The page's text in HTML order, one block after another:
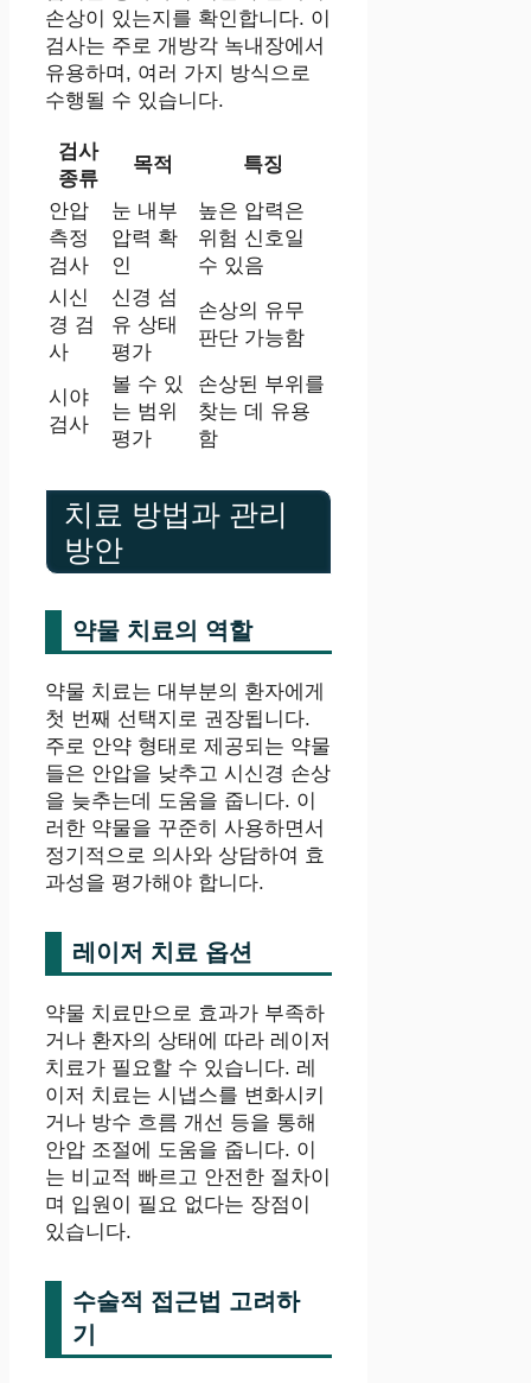
손상이 있는지를 확인합니다. 이
검사는 주로 개방각 녹내장에서
유용하며, 여러 가지 방식으로
수행될 수 있습니다.
검사
종류
목적 특징
안압
측정
검사
눈 내부
압력 확
인
높은 압력은
위험 신호일
수 있음
시신
경 검
사
신경 섬
유 상태
평가
손상의 유무
판단 가능함
시야
검사
볼 수 있
는 범위
평가
손상된 부위를
찾는 데 유용
함
치료 방법과 관리
방안
약물 치료의 역할
약물 치료는 대부분의 환자에게
첫 번째 선택지로 권장됩니다.
주로 안약 형태로 제공되는 약물
들은 안압을 낮추고 시신경 손상
을 늦추는데 도움을 줍니다. 이
러한 약물을 꾸준히 사용하면서
정기적으로 의사와 상담하여 효
과성을 평가해야 합니다.
레이저 치료 옵션
약물 치료만으로 효과가 부족하
거나 환자의 상태에 따라 레이저
치료가 필요할 수 있습니다. 레
이저 치료는 시냅스를 변화시키
거나 방수 흐름 개선 등을 통해
안압 조절에 도움을 줍니다. 이
는 비교적 빠르고 안전한 절차이
며 입원이 필요 없다는 장점이
있습니다.
수술적 접근법 고려하
기